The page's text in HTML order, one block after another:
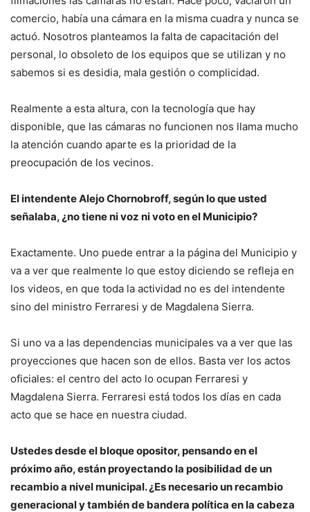
comercio, había una cámara en la misma cuadra y nunca se
actuó. Nosotros planteamos la falta de capacitación del
personal, lo obsoleto de los equipos que se utilizan y no
sabemos si es desidia, mala gestión o complicidad.
Realmente a esta altura, con la tecnología que hay
disponible, que las cámaras no funcionen nos llama mucho
la atención cuando aparte es la prioridad de la
preocupación de los vecinos.
El intendente Alejo Chornobroff, según lo que usted
señalaba, ¿no tiene ni voz ni voto en el Municipio?
Exactamente. Uno puede entrar a la página del Municipio y
va a ver que realmente lo que estoy diciendo se refleja en
los videos, en que toda la actividad no es del intendente
sino del ministro Ferraresi y de Magdalena Sierra.
Si uno va a las dependencias municipales va a ver que las
proyecciones que hacen son de ellos. Basta ver los actos
oficiales: el centro del acto lo ocupan Ferraresi y
Magdalena Sierra. Ferraresi está todos los días en cada
acto que se hace en nuestra ciudad.
Ustedes desde el bloque opositor, pensando en el
próximo año, están proyectando la posibilidad de un
recambio a nivel municipal. ¿Es necesario un recambio
generacional y también de bandera política en la cabeza